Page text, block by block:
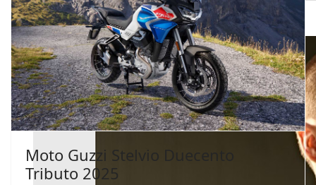
Moto Guzzi Stelvio Duecento
Tributo 2025